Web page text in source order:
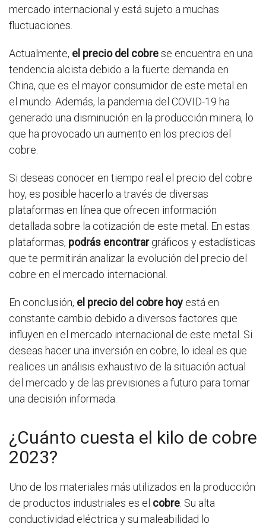
mercado internacional y está sujeto a muchas
fluctuaciones.
Actualmente, el precio del cobrese encuentra en una
tendencia alcista debido a la fuerte demanda en
China, que es el mayor consumidor de este metal en
el mundo. Además, la pandemia del COVID-19 ha
generado una disminución en la producción minera, lo
que ha provocado un aumento en los precios del
cobre.
Si deseas conocer en tiempo real el precio del cobre
hoy, es posible hacerlo a través de diversas
plataformas en línea que ofrecen información
detallada sobre la cotización de este metal. En estas
plataformas, podrás encontrargráficos y estadísticas
que te permitirán analizar la evolución del precio del
cobre en el mercado internacional.
En conclusión, el precio del cobre hoy está en
constante cambio debido a diversos factores que
influyen en el mercado internacional de este metal. Si
deseas hacer una inversión en cobre, lo ideal es que
realices un análisis exhaustivo de la situación actual
del mercado y de las previsiones a futuro para tomar
una decisión informada.
¿Cuánto cuesta el kilo de cobre
2023?
Uno de los materiales más utilizados en la producción
de productos industriales es el cobre . Su alta
conductividad eléctrica y su maleabilidad lo